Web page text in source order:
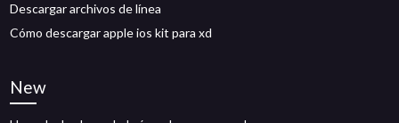
Descargar archivos de línea
Cómo descargar apple ios kit para xd
New